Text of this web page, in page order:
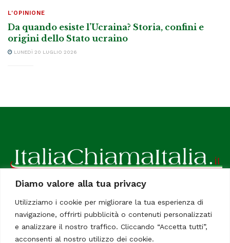
Diamo valore alla tua privacy
Utilizziamo i cookie per migliorare la tua esperienza di
navigazione, offrirti pubblicità o contenuti personalizzati
e analizzare il nostro traffico. Cliccando “Accetta tutti”,
acconsenti al nostro utilizzo dei cookie.
L'OPINIONE
Da quando esiste l’Ucraina? Storia, confini e
origini dello Stato ucraino
LUNEDÌ 20 LUGLIO 2026
ItaliaChiamaItalia, il TUO quotidiano online preferito.
Dedicato in particolare a tutti gli italiani residenti all'estero.
Tutti i diritti sono riservati. Quotidiano online indipendente